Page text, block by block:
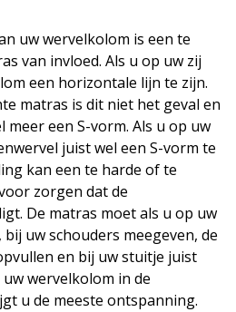
uw wervelkolom is een te
van invloed. Als u op uw zij
een horizontale lijn te zijn.
matras is dit niet het geval en
een S-vorm. Als u op uw
juist wel een S-vorm te
kan een te harde of te
zorgen dat de
De matras moet als u op uw
uw schouders meegeven, de
en bij uw stuitje juist
wervelkolom in de
u de meeste ontspanning.